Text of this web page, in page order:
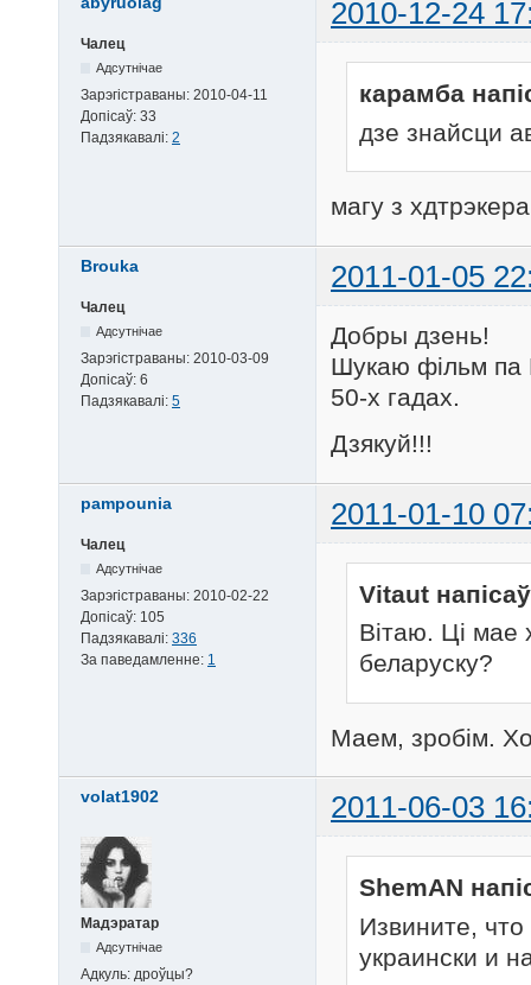
2010-12-24
Чалец
Адсутнічае
Зарэгістраваны: 2010-04-11
Допісаў: 33
Падзякавалі: 2
карамба
дзе знайсци
магу з
Brouka 2011-01-05
Чалец
Адсутнічае
Зарэгістраваны: 2010-03-09
Допісаў: 6
Падзякавалі: 5
Добры дзень!
Шукаю фільм па
50-х гадах.
Дзякуй!!!
pampounia 2011-01-10
Чалец
Адсутнічае
Зарэгістраваны: 2010-02-22
Допісаў: 105
Падзякавалі: 336
За паведамленне: 1
Vitaut
Вітаю. Ці мае
беларуску?
Маем, зробім.
volat1902 2011-06-03
Мадэратар
Адсутнічае
Адкуль: дроўцы?
ShemAN
Извините,
украински и